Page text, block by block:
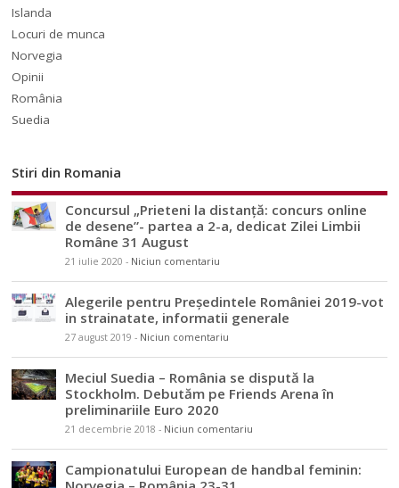
Islanda
Locuri de munca
Norvegia
Opinii
România
Suedia
Stiri din Romania
Concursul „Prieteni la distanță: concurs online
de desene”- partea a 2-a, dedicat Zilei Limbii
Române 31 August
21 iulie 2020 - Niciun comentariu
Alegerile pentru Președintele României 2019-vot
in strainatate, informatii generale
27 august 2019 - Niciun comentariu
Meciul Suedia – România se dispută la
Stockholm. Debutăm pe Friends Arena în
preliminariile Euro 2020
21 decembrie 2018 - Niciun comentariu
Campionatului European de handbal feminin: